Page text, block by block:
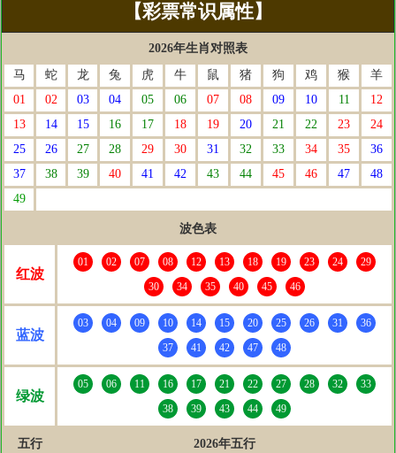
【彩票常识属性】
2026年生肖对照表
马
蛇 龙 兔 虎 牛 鼠 猪 狗 鸡 猴
羊
01
02 03 04 05 06 07 08 09 10 11
12
13
14 15 16 17 18 19 20 21 22 23
24
25
26 27 28 29 30 31 32 33 34 35
36
37
38 39 40 41 42 43 44 45 46 47
48
49
波色表
红波
01 02 07 08 12 13 18 19 23 24
29
30
34 35 40 45 46
蓝波
03 04 09 10 14 15 20 25 26 31
36
37
41 42 47 48
绿波
05 06 11 16 17 21 22 27 28 32
33
38
39 43 44 49
五行
2026年五行